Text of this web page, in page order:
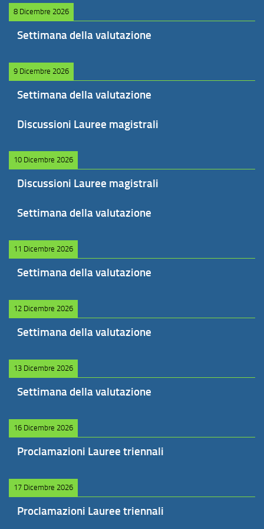
8 Dicembre 2026
Settimana della valutazione
9 Dicembre 2026
Settimana della valutazione
Discussioni Lauree magistrali
10 Dicembre 2026
Discussioni Lauree magistrali
Settimana della valutazione
11 Dicembre 2026
Settimana della valutazione
12 Dicembre 2026
Settimana della valutazione
13 Dicembre 2026
Settimana della valutazione
16 Dicembre 2026
Proclamazioni Lauree triennali
17 Dicembre 2026
Proclamazioni Lauree triennali